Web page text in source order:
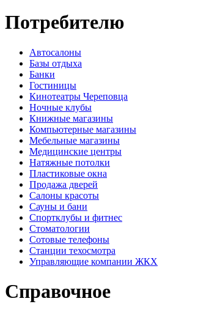
Потребителю
Автосалоны
Базы отдыха
Банки
Гостиницы
Кинотеатры Череповца
Ночные клубы
Книжные магазины
Компьютерные магазины
Мебельные магазины
Медицинские центры
Натяжные потолки
Пластиковые окна
Продажа дверей
Салоны красоты
Сауны и бани
Спортклубы и фитнес
Стоматологии
Сотовые телефоны
Станции техосмотра
Управляющие компании ЖКХ
Справочное